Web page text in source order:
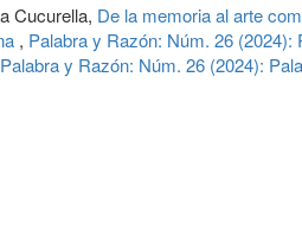
Cucurella, De la memoria al arte
, Palabra y Razón: Núm. 26 (2024):
Palabra y Razón: Núm. 26 (2024):